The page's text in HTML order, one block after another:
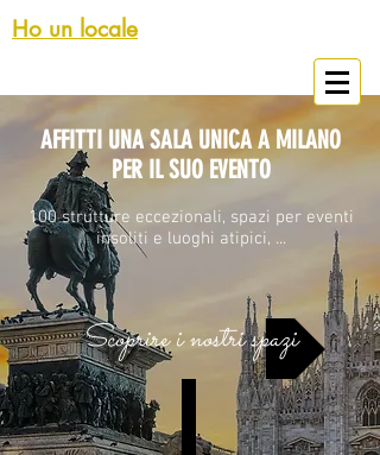
Ho un locale
Spazi Eventi Milano
AFFITTI UNA SALA UNICA A MILANO
PER IL SUO EVENTO
100 strutture eccezionali, spazi per eventi
insoliti e luoghi atipici, ...
Scoprire i nostri spazi